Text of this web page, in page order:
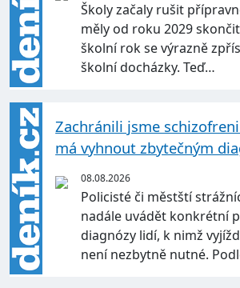
Školy začaly rušit
měly od roku 2029
školní rok se výrazně
školní docházky. Teď…
Zachránili jsme
má vyhnout zbytečným
08.08.2026
Policisté či městští
nadále uvádět konkrétní
diagnózy lidí, k nimž
není nezbytně nutné.